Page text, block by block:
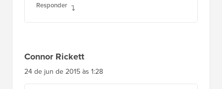
Responder
Connor Rickett
24 de jun de 2015 às 1:28